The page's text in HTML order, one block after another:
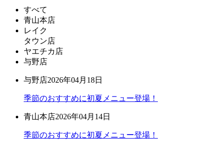
すべて
青山本店
レイク
タウン店
ヤエチカ店
与野店
与野店2026年04月18日
季節のおすすめに初夏メニュー登場！
青山本店2026年04月14日
季節のおすすめに初夏メニュー登場！